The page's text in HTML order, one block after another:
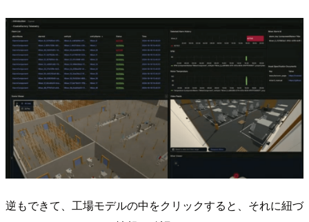
逆もできて、工場モデルの中をクリックすると、それに紐づ